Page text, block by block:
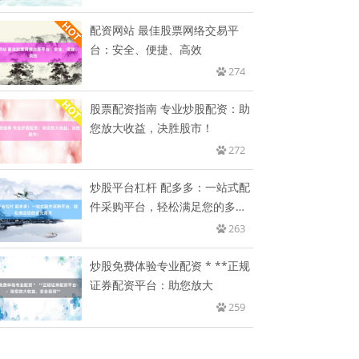
配资网站 最佳股票网络交易平
台：安全、便捷、高效
274
股票配资指南 专业炒股配资：助
您放大收益，决胜股市！
272
炒股平台杠杆 配多多：一站式配
件采购平台，轻松满足您的多元
263
炒股免费体验专业配资 * **正规
证券配资平台：助您放大
259